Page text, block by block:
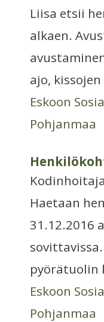
Liisa etsii
alkaen.
ajo,
Eskoon
Pohjanmaa
Haetaan
31.12.2016
pyörätuolin
Eskoon
Pohjanmaa